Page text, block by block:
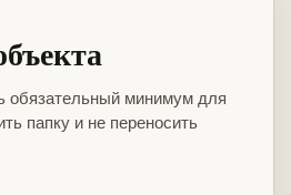
обязательный минимум для
папку и не переносить